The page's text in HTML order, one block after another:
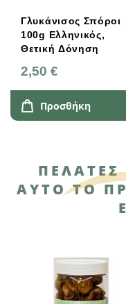
Γλυκάνισος Σπόροι
100g Ελληνικός,
Θετική Δόνηση
2,50 €
Προσθήκη
ΑΥΤΌ ΤΟ